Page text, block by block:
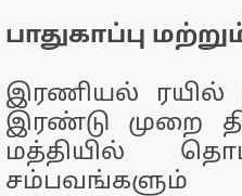
பாதுகாப்பு
இரணியல் ரயில்
இரண்டு முறை
மத்தியில்